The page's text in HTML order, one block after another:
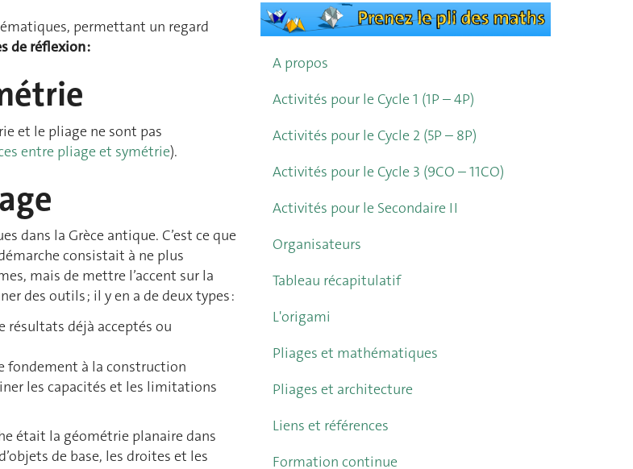
permettant un regard
de réflexion :
et le pliage ne sont pas
entre pliage et symétrie).
dans la Grèce antique. C’est ce que
consistait à ne plus
mais de mettre l’accent sur la
des outils ; il y en a de deux types :
déjà acceptés ou
fondement à la construction
les capacités et les limitations
était la géométrie planaire dans
de base, les droites et les
A propos
Activités pour le Cycle 1 (1P – 4P)
Activités pour le Cycle 2 (5P – 8P)
Activités pour le Cycle 3 (9CO – 11CO)
Activités pour le Secondaire II
Organisateurs
Tableau récapitulatif
L'origami
Pliages et mathématiques
Pliages et architecture
Liens et références
Formation continue